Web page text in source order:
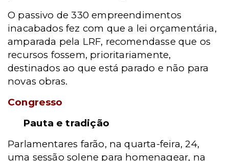
O passivo de 330 empreendimentos
inacabados fez com que a lei orçamentária,
amparada pela LRF, recomendasse que os
recursos fossem, prioritariamente,
destinados ao que está parado e não para
novas obras.
Congresso
Pauta e tradição
Parlamentares farão, na quarta-feira, 24,
uma sessão solene para homenagear, na